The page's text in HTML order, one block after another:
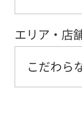
エリア・店
こだわら